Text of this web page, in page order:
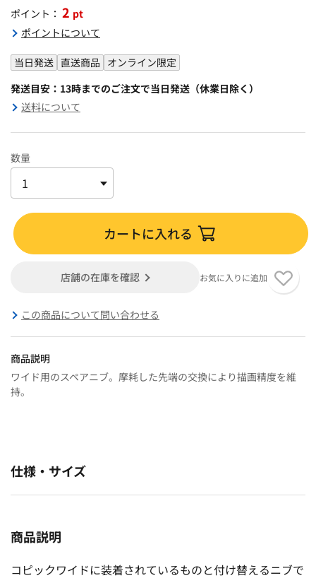
ポイント： 2 pt
ポイントについて
当日発送 直送商品 オンライン限定
発送目安：13時までのご注文で当日発送（休業日除く）
送料について
数量
カートに入れる
店舗の在庫を確認 お気に入りに追加
この商品について問い合わせる
商品説明
ワイド用のスペアニブ。摩耗した先端の交換により描画精度を維
持。
仕様・サイズ
商品説明
コピックワイドに装着されているものと付け替えるニブで